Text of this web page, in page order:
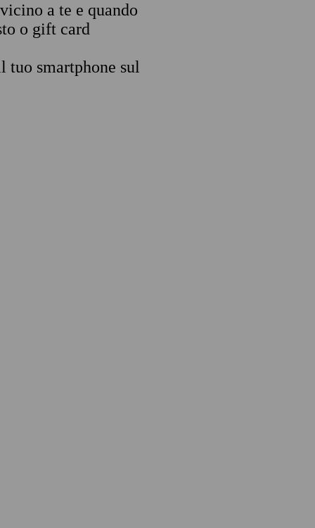
a te e quando
o gift card
tuo smartphone sul